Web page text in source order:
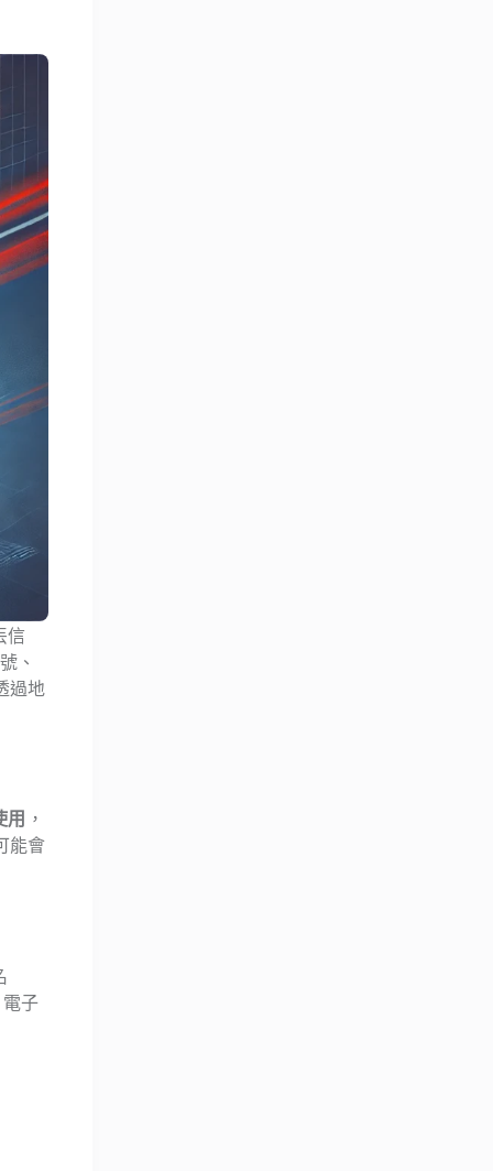
信
、
過地
用 ，
能會
子